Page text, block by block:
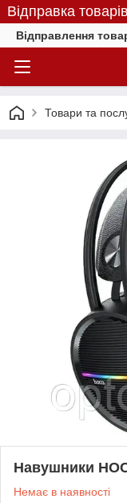
Відправка
Відправлення
Товари та
Навушники
Немає в наявності